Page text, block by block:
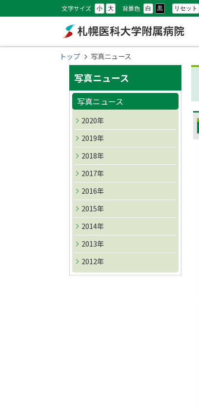
文
メ
設
定
文字サイズ 小 大 背景色 白 黒 リセット
札幌医科大学附属
病院
現
トップ 写真ニュース
サ
イ
ド
メ
ニ
ュ
ー
写真ニュース
写真ニュース
2020年
2019年
2018年
2017年
2016年
2015年
2014年
2013年
2012年
文
戻